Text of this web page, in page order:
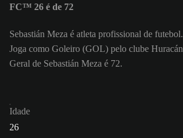
FC™ 26 é de 72
Sebastián Meza é atleta profissional de
Joga como Goleiro (GOL) pelo clube
Geral de Sebastián Meza é 72.
Idade
26